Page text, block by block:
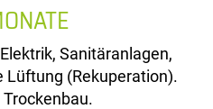
Sanitäranlagen,
Lüftung (Rekuperation).